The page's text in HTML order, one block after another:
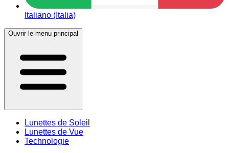
Italiano (Italia)
Ouvrir le menu principal
Lunettes de Soleil
Lunettes de Vue
Technologie